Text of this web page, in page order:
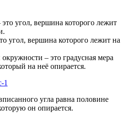
угол, вершина которого лежит
угол, вершина которого лежит на
– это градусная мера
на неё опирается.
угла равна половине
он опирается.